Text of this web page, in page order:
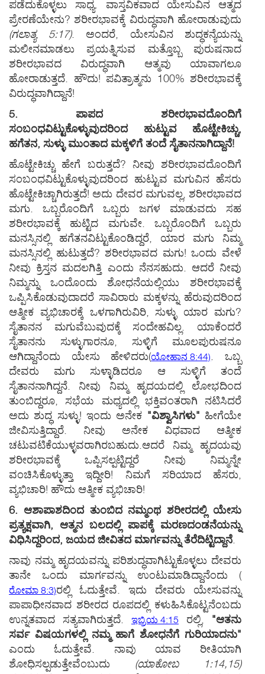
ಪಡೆದುಕೊಳ್ಳಲು ಸಾಧ್ಯ. ವಾಸ್ತವಿಕವಾದ ಯೇಸುವಿನ ಆತ್ಮದ
ಪ್ರೇರಣೆಯೇನು? ಶರೀರಭಾವಕ್ಕೆ ವಿರುದ್ಧವಾಗಿ ಹೋರಾಡುವುದು
(ಗಲಾತ್ಯ 5:17). ಅಂದರೆ, ಯೇಸುವಿನ ಶುದ್ಧಕನ್ಯೆಯನ್ನು
ಮಲೀನಮಾಡಲು ಪ್ರಯತ್ನಿಸುವ ಮತ್ತೊಬ್ಬ ಪುರುಷನಾದ
ಶರೀರಭಾವದ ವಿರುದ್ಧವಾಗಿ ಆತ್ಮವು ಯಾವಾಗಲೂ
ಹೋರಾಡುತ್ತದೆ. ಹೌದು! ಪವಿತ್ರಾತ್ಮನು 100% ಶರೀರಭಾವಕ್ಕೆ
ವಿರುದ್ಧವಾಗಿದ್ದಾನೆ!
5. ಪಾಪದ ಶರೀರಭಾವದೊಂದಿಗೆ
ಸಂಬಂಧವಿಟ್ಟುಕೊಳ್ಳುವುದರಿಂದ ಹುಟ್ಟುವ ಹೊಟ್ಟೇಕಿಚ್ಚು,
ಹಗೆತನ, ಸುಳ್ಳು ಮುಂತಾದ ಮಕ್ಕಳಿಗೆ ತಂದೆ ಸೈತಾನನಾಗಿದ್ದಾನೆ!
ಹೊಟ್ಟೇಕಿಚ್ಚು ಹೇಗೆ ಬರುತ್ತದೆ? ನೀವು ಶರೀರಭಾವದೊಂದಿಗೆ
ಸಂಬಂಧವಿಟ್ಟುಕೊಳ್ಳುವುದರಿಂದ ಹುಟ್ಟುವ ಮಗುವಿನ ಹೆಸರು
ಹೊಟ್ಟೇಕಿಚ್ಚಾಗಿರುತ್ತದೆ! ಅದು ದೇವರ ಮಗುವಲ್ಲ, ಶರೀರಭಾವದ
ಮಗು. ಒಬ್ಬರೊಂದಿಗೆ ಒಬ್ಬರು ಜಗಳ ಮಾಡುವದು ಸಹ
ಶರೀರಭಾವಕ್ಕೆ ಹುಟ್ಟಿದ ಮಗುವೇ. ಒಬ್ಬರೊಂದಿಗೆ ಒಬ್ಬರು
ಮನಸ್ಸಿನಲ್ಲಿ ಹಗೆತನವಿಟ್ಟುಕೊಂಡಿದ್ದರೆ, ಯಾರ ಮಗು ನಿಮ್ಮ
ಮನಸ್ಸಿನಲ್ಲಿ ಹುಟುತ್ತದೆ? ಶರೀರಭಾವದ ಮಗು! ಒಂದು ವೇಳೆ
ನೀವು ಕ್ರಿಸ್ತನ ಮದಲಗಿತ್ತಿ ಎಂದು ನೆನಸಹುದು. ಆದರೆ ನೀವು
ನಿಮ್ಮನ್ನು ಒಂದೊಂದು ಶೋಧನೆಯಲ್ಲಿಯು ಶರೀರಭಾವಕ್ಕೆ
ಒಪ್ಪಿಸಿಕೊಡುವುದಾದರೆ ಸಾವಿರಾರು ಮಕ್ಕಳನ್ನು ಹೆರುವುದರಿಂದ
ಆತ್ಮೀಕ ವ್ಯಭಿಚಾರಕ್ಕೆ ಒಳಗಾಗಿರುವಿರಿ, ಸುಳ್ಳು ಯಾರ ಮಗು?
ಸೈತಾನನ ಮಗುವೆಬುವುದಕ್ಕೆ ಸಂದೇಹವಿಲ್ಲ. ಯಾಕೆಂದರೆ
ಸೈತಾನನು ಸುಳ್ಳುಗಾರನೂ, ಸುಳ್ಳಿಗೆ ಮೂಲಪುರುಷನೂ
ಆಗಿದ್ದಾನೆಂದು ಯೇಸು ಹೇಳಿದರು(ಯೋಹಾನ 8:44)
ಒಬ್ಬ
ದೇವರು ಮಗು ಸುಳ್ಳಾಡಿದರೂ ಆ ಸುಳ್ಳಿಗೆ ತಂದೆ
ಸೈತಾನನಾಗಿದ್ದನೆ. ನೀವು ನಿಮ್ಮ ಹೃದಯದಲ್ಲಿ ಲೋಭದಿಂದ
ತುಂಬಿದ್ದರೂ, ಸಭೆಯ ಮಧ್ಯದಲ್ಲಿ ಭಕ್ತಿವಂತರಾಗಿ ನಟಿಸಿದರೆ
ಅದು ಶುದ್ಧ ಸುಳ್ಳು! ಇಂದು ಅನೇಕ "ವಿಶ್ವಾಸಿಗಳು" ಹೀಗೆಯೇ
ಜೀವಿಸುತ್ತಿದ್ದಾರೆ. ನೀವು ಅನೇಕ ವಿಧವಾದ ಆತ್ಮೀಕ
ಚಟುವಟಿಕೆಯುಳ್ಳವರಾಗಿರಬಹುದು.ಆದರೆ ನಿಮ್ಮ ಹೃದಯವು
ಶರೀರಭಾವಕ್ಕೆ ಒಪ್ಪಿಸಲ್ಪಟ್ಟಿದ್ದರೆ ನೀವು ನಿಮ್ಮನ್ನೇ
ವಂಚಿಸಿಕೊಳ್ಳುತ್ತಾ ಇದ್ದೀರಿ! ನಿಮಗೆ ಸರಿಯಾದ ಹೆಸರು,
ವ್ಯಭಿಚಾರಿ! ಹೌದು ಆತ್ಮೀಕ ವ್ಯಭಿಚಾರಿ!
6. ಆಶಾಪಾಶದಿಂದ ತುಂಬಿದ ನಮ್ಮಂಥ ಶರೀರದಲ್ಲಿ ಯೇಸು
ಪ್ರತ್ಯಕ್ಷವಾಗಿ, ಆತ್ಮನ ಬಲದಲ್ಲಿ ಪಾಪಕ್ಕೆ ಮರಣದಂಡನೆಯನ್ನು
ವಿಧಿಸಿದ್ದರಿಂದ, ಜಯದ ಜೀವಿತದ ಮಾರ್ಗವನ್ನು ತೆರೆದಿಟ್ಟಿದ್ದಾನೆ
ನಾವು ನಮ್ಮ ಹೃದಯವನ್ನು ಪರಿಶುದ್ಧವಾಗಿಟ್ಟುಕೊಳ್ಳಲು ದೇವರು
ತಾನೇ ಒಂದು ಮಾರ್ಗವನ್ನು ಉಂಟುಮಾಡಿದ್ದಾನೆಂದು (
ರೋಮಾ 8:3)ರಲ್ಲಿ ಓದುತ್ತೇವೆ. ಇದು ದೇವರು ಯೇಸುವನ್ನು
ಪಾಪಾಧೀನವಾದ ಶರೀರದ ರೂಪದಲ್ಲಿ ಕಳುಹಿಸಿಕೊಟ್ಟನೆಂಬದು
ಉನ್ನತವಾದ ಸತ್ಯವಾಗಿರುತ್ತದೆ. ಇಬ್ರಿಯ 4:15 ರಲ್ಲಿ, "ಆತನು
ಸರ್ವ ವಿಷಯಗಳಲ್ಲಿ ನಮ್ಮ ಹಾಗೆ ಶೋಧನೆಗೆ ಗುರಿಯಾದನು"
ಎಂದು ಓದುತ್ತೇವೆ. ನಾವು ಯಾವ ರೀತಿಯಾಗಿ
ಶೋಧಿಸಲ್ಪಡುತ್ತೇವೆಂಬುದು (ಯಾಕೋಬ 1:14,15)